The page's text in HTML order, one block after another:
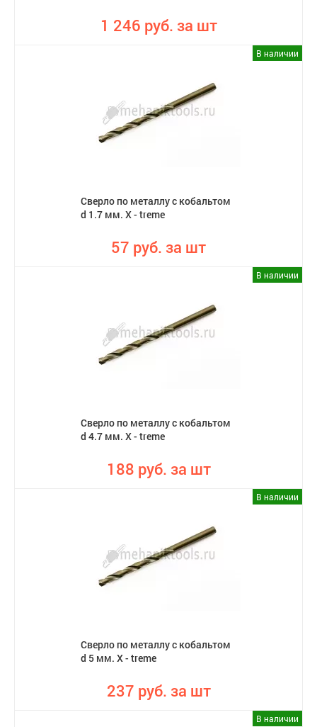
1 246 руб. за шт
В наличии
Сверло по металлу с кобальтом
d 1.7 мм. X - treme
57 руб. за шт
В наличии
Сверло по металлу с кобальтом
d 4.7 мм. X - treme
188 руб. за шт
В наличии
Сверло по металлу с кобальтом
d 5 мм. X - treme
237 руб. за шт
В наличии